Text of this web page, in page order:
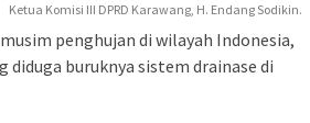
Ketua Komisi III DPRD Karawang, H. Endang Sodikin.
penghujan di wilayah Indonesia,
diduga buruknya sistem drainase di